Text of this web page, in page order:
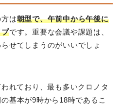
は朝型で、午前中から午後に
プです。重要な会議や課題は、
せてしまうのがいいでしょ
れており、最も多いクロノタ
基本が9時から18時であるこ